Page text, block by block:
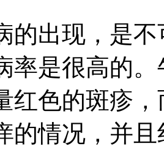
的出现，是
率是很高的
红色的斑疹
的情况，并